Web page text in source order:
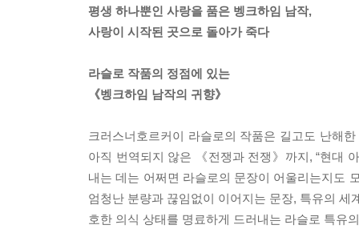
평생 하나뿐인 사랑을 품은 벵크하임 남작,
사랑이 시작된 곳으로 돌아가 죽다
라슬로 작품의 정점에 있는
《벵크하임 남작의 귀향》
크러스너호르커이 라슬로의 작품은 길고도 난해
아직 번역되지 않은 《전쟁과 전쟁》까지, “현대
내는 데는 어쩌면 라슬로의 문장이 어울리는지도
엄청난 분량과 끊임없이 이어지는 문장, 특유의
호한 의식 상태를 명료하게 드러내는 라슬로 특유